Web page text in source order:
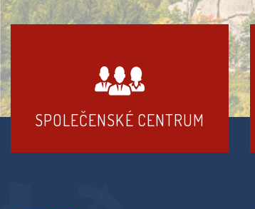
SPOLEČENSKÉ CENTRUM